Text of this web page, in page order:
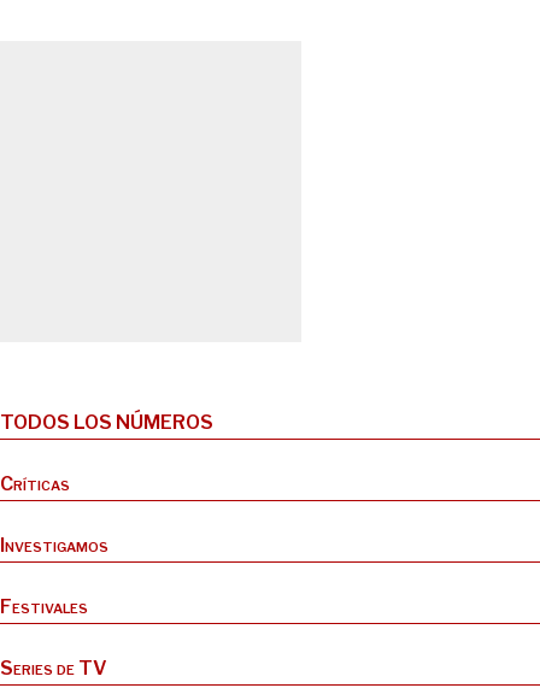
TODOS LOS NÚMEROS
Críticas
Investigamos
Festivales
Series de TV